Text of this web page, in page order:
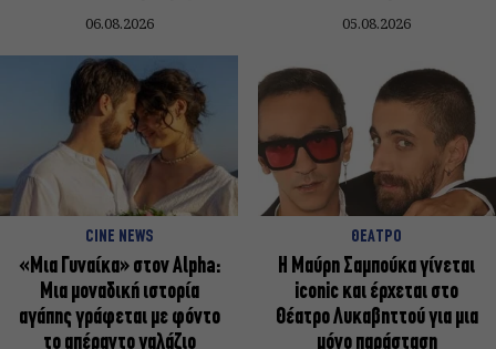
06.08.2026 05.08.2026
CINE NEWS
«Μια Γυναίκα» στον Alpha:
Μια μοναδική ιστορία
αγάπης γράφεται με φόντο
το απέραντο γαλάζιο
ΘΕΑΤΡΟ
Η Μαύρη Σαμπούκα γίνεται
iconic και έρχεται στο
Θέατρο Λυκαβηττού για μια
μόνο παράσταση